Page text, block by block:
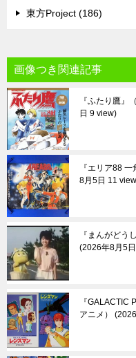
東方Project (186)
画像つき関連記事
『ふたり鷹』
日 9 view
『エリア88
8月5日 11 view
『まんがどう
2026年8月5
『GALACTIC
アニメ）